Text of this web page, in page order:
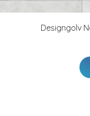
Designgolv